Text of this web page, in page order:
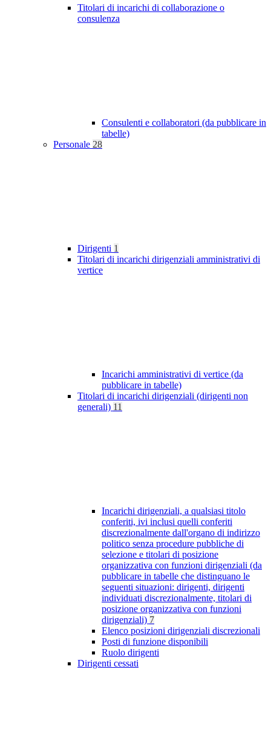
Titolari di incarichi di collaborazione o
consulenza
Consulenti e collaboratori (da pubblicare in
tabelle)
Personale 28
Dirigenti 1
Titolari di incarichi dirigenziali amministrativi di
vertice
Incarichi amministrativi di vertice (da
pubblicare in tabelle)
Titolari di incarichi dirigenziali (dirigenti non
generali) 11
Incarichi dirigenziali, a qualsiasi titolo
conferiti, ivi inclusi quelli conferiti
discrezionalmente dall'organo di indirizzo
politico senza procedure pubbliche di
selezione e titolari di posizione
organizzativa con funzioni dirigenziali (da
pubblicare in tabelle che distinguano le
seguenti situazioni: dirigenti, dirigenti
individuati discrezionalmente, titolari di
posizione organizzativa con funzioni
dirigenziali) 7
Elenco posizioni dirigenziali discrezionali
Posti di funzione disponibili
Ruolo dirigenti
Dirigenti cessati